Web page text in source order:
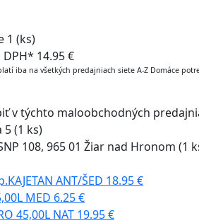
1 (ks)
DPH* 14.95 €
iba na všetkých predajniach siete A-Z Domáce
v týchto maloobchodných
5(1 ks)
108, 965 01 Žiar nad Hronom (1
ANT/ŠED 18.95 €
MED 6.25 €
45,00L NAT 19.95 €